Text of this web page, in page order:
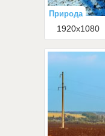
Природа
1920x1080